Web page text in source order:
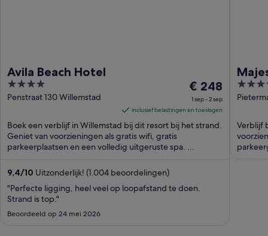
Avila Beach Hotel
4
out
5
Penstraat 130 Willemstad
De
prijs
is
€ 248
nacht
sep
€ 248
1 sep - 2 sep
inclusief belastingen en toeslagen
Boek een verblijf in Willemstad bij dit resort bij het strand.
Geniet van voorzieningen als gratis wifi, gratis
parkeerplaatsen en een volledig uitgeruste spa. ...
9,4/10 Uitzonderlijk! (1.004 beoordelingen)
"Perfecte ligging, heel veel op loopafstand te doen.
Strand is top."
Beoordeeld op 24 mei 2026
3.5
out
5
Verblijf